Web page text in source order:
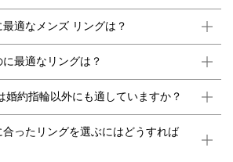
適なメンズ リングは？
最適なリングは？
婚約指輪以外にも適していますか？
ったリングを選ぶにはどうすれば